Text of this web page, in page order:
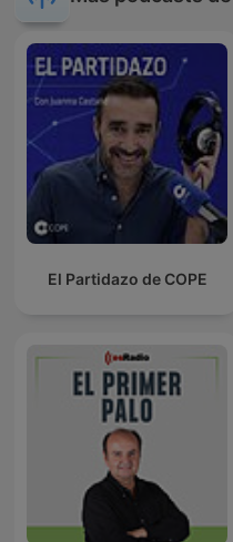
El Partidazo de COPE